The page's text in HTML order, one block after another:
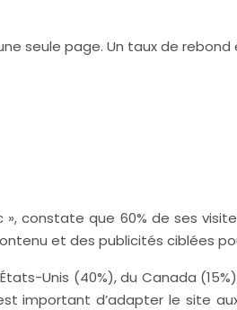
seule page. Un taux de
», constate que 60% de ses
et des publicités ciblées
Unis (40%), du Canada
important d’adapter le site